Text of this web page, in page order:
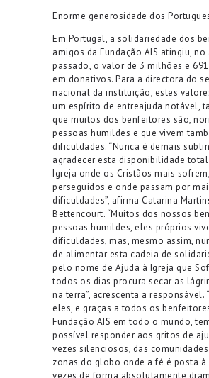
Enorme generosidade dos P
Em Portugal, a solidariedade dos
amigos da Fundação AIS atingiu, no
passado, o valor de 3 milhões e
em donativos. Para a directora do
nacional da instituição, estes
um espírito de entreajuda notável,
que muitos dos benfeitores são,
pessoas humildes e que vivem
dificuldades. “Nunca é demais
agradecer esta disponibilidade total
Igreja onde os Cristãos mais
perseguidos e onde passam por
dificuldades”, afirma Catarina
Bettencourt. “Muitos dos nossos
pessoas humildes, eles próprios
dificuldades, mas, mesmo assim,
de alimentar esta cadeia de
pelo nome de Ajuda à Igreja que
todos os dias procura secar as
na terra”, acrescenta a responsável.
eles, e graças a todos os
Fundação AIS em todo o mundo,
possível responder aos gritos de
vezes silenciosos, das
zonas do globo onde a fé é posta à
vezes de forma absolutamente